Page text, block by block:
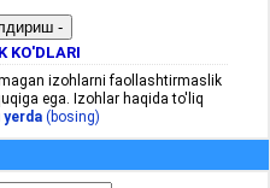
KO'DLARI
izohlarni faollashtirmaslik
ega. Izohlar haqida to'liq
yerda (bosing)